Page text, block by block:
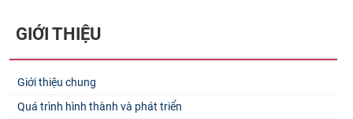
GIỚI THIỆU
Giới thiệu chung
Quá trình hình thành và phát triển